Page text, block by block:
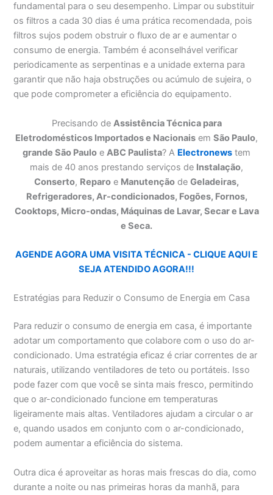
fundamental para o seu desempenho. Limpar ou substituir
os filtros a cada 30 dias é uma prática recomendada, pois
filtros sujos podem obstruir o fluxo de ar e aumentar o
consumo de energia. Também é aconselhável verificar
periodicamente as serpentinas e a unidade externa para
garantir que não haja obstruções ou acúmulo de sujeira, o
que pode comprometer a eficiência do equipamento.
Precisando de Assistência Técnica para
Eletrodomésticos Importados e Nacionais em São Paulo,
grande São Paulo e ABC Paulista? A Electronews tem
mais de 40 anos prestando serviços de Instalação,
Conserto, Reparo e Manutenção de Geladeiras,
Refrigeradores, Ar-condicionados, Fogões, Fornos,
Cooktops, Micro-ondas, Máquinas de Lavar, Secar e Lava
e Seca.
AGENDE AGORA UMA VISITA TÉCNICA - CLIQUE AQUI E
SEJA ATENDIDO AGORA!!!
Estratégias para Reduzir o Consumo de Energia em Casa
Para reduzir o consumo de energia em casa, é importante
adotar um comportamento que colabore com o uso do ar-
condicionado. Uma estratégia eficaz é criar correntes de ar
naturais, utilizando ventiladores de teto ou portáteis. Isso
pode fazer com que você se sinta mais fresco, permitindo
que o ar-condicionado funcione em temperaturas
ligeiramente mais altas. Ventiladores ajudam a circular o ar
e, quando usados em conjunto com o ar-condicionado,
podem aumentar a eficiência do sistema.
Outra dica é aproveitar as horas mais frescas do dia, como
durante a noite ou nas primeiras horas da manhã, para